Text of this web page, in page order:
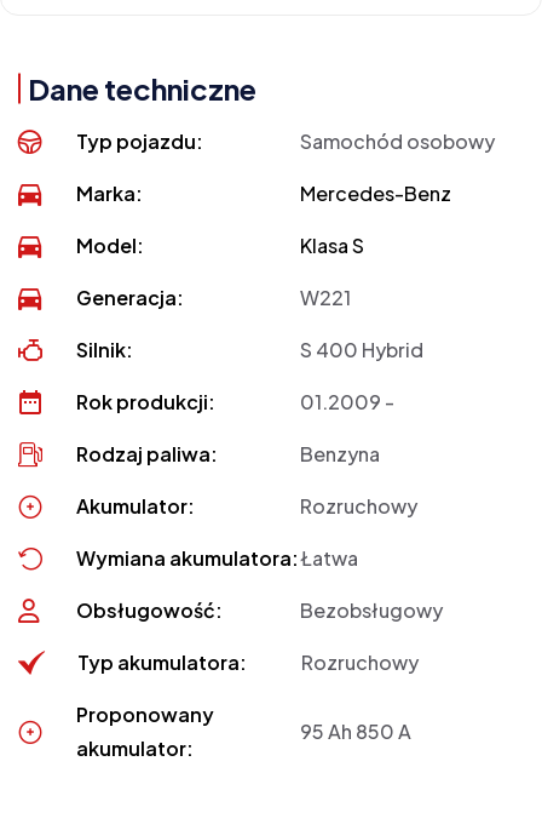
Dane techniczne
Typ pojazdu: Samochód osobowy
Marka: Mercedes-Benz
Model: Klasa S
Generacja: W221
Silnik: S 400 Hybrid
Rok produkcji: 01.2009 -
Rodzaj paliwa: Benzyna
Akumulator: Rozruchowy
Wymiana akumulatora:Łatwa
Obsługowość: Bezobsługowy
Typ akumulatora: Rozruchowy
Proponowany
akumulator:
95 Ah 850 A